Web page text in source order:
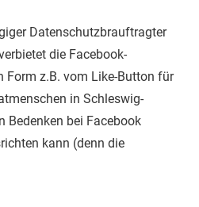
Datenschutzbrauftragter
die Facebook-
Form z.B. vom Like-Button für
in Schleswig-
Bedenken bei Facebook
kann (denn die